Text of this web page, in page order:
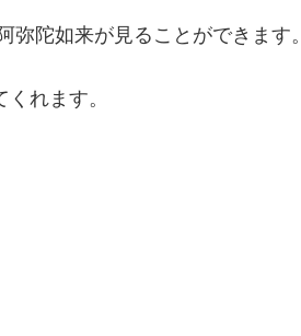
陀如来が見ることができます。
れます。